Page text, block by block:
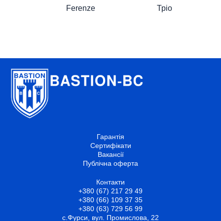
Ferenze
вибрати
Тріовибрати
Гарантія
Сертифікати
Вакансії
Публічна оферта
Контакти
+380 (67) 217 29 49
+380 (66) 109 37 35
+380 (63) 729 56 99
с.Фурси, вул. Промислова, 22